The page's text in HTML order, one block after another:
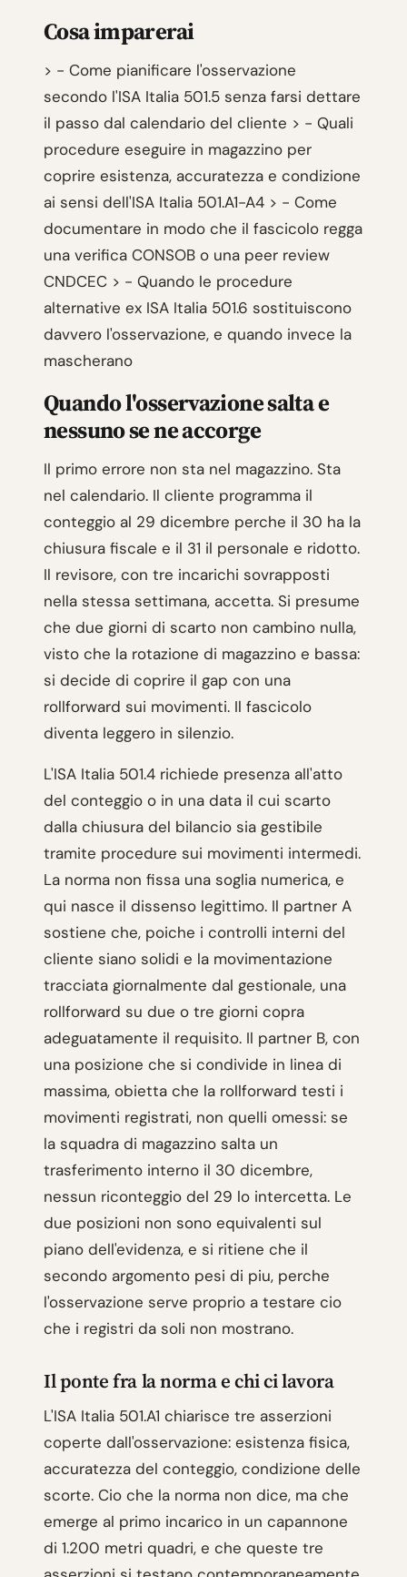
Cosa imparerai
> - Come pianificare l'osservazione
secondo l'ISA Italia 501.5 senza farsi dettare
il passo dal calendario del cliente > - Quali
procedure eseguire in magazzino per
coprire esistenza, accuratezza e condizione
ai sensi dell'ISA Italia 501.A1-A4 > - Come
documentare in modo che il fascicolo regga
una verifica CONSOB o una peer review
CNDCEC > - Quando le procedure
alternative ex ISA Italia 501.6 sostituiscono
davvero l'osservazione, e quando invece la
mascherano
Quando l'osservazione salta e
nessuno se ne accorge
Il primo errore non sta nel magazzino. Sta
nel calendario. Il cliente programma il
conteggio al 29 dicembre perche il 30 ha la
chiusura fiscale e il 31 il personale e ridotto.
Il revisore, con tre incarichi sovrapposti
nella stessa settimana, accetta. Si presume
che due giorni di scarto non cambino nulla,
visto che la rotazione di magazzino e bassa:
si decide di coprire il gap con una
rollforward sui movimenti. Il fascicolo
diventa leggero in silenzio.
L'ISA Italia 501.4 richiede presenza all'atto
del conteggio o in una data il cui scarto
dalla chiusura del bilancio sia gestibile
tramite procedure sui movimenti intermedi.
La norma non fissa una soglia numerica, e
qui nasce il dissenso legittimo. Il partner A
sostiene che, poiche i controlli interni del
cliente siano solidi e la movimentazione
tracciata giornalmente dal gestionale, una
rollforward su due o tre giorni copra
adeguatamente il requisito. Il partner B, con
una posizione che si condivide in linea di
massima, obietta che la rollforward testi i
movimenti registrati, non quelli omessi: se
la squadra di magazzino salta un
trasferimento interno il 30 dicembre,
nessun riconteggio del 29 lo intercetta. Le
due posizioni non sono equivalenti sul
piano dell'evidenza, e si ritiene che il
secondo argomento pesi di piu, perche
l'osservazione serve proprio a testare cio
che i registri da soli non mostrano.
Il ponte fra la norma e chi ci lavora
L'ISA Italia 501.A1 chiarisce tre asserzioni
coperte dall'osservazione: esistenza fisica,
accuratezza del conteggio, condizione delle
scorte. Cio che la norma non dice, ma che
emerge al primo incarico in un capannone
di 1.200 metri quadri, e che queste tre